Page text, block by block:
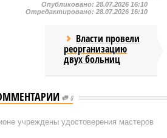
Опубликовано: 28.07.2026 16:10
Отредактировано: 28.07.2026 16:10
Власти провели
реорганизацию
двух больниц
0
учреждены удостоверения мастеров